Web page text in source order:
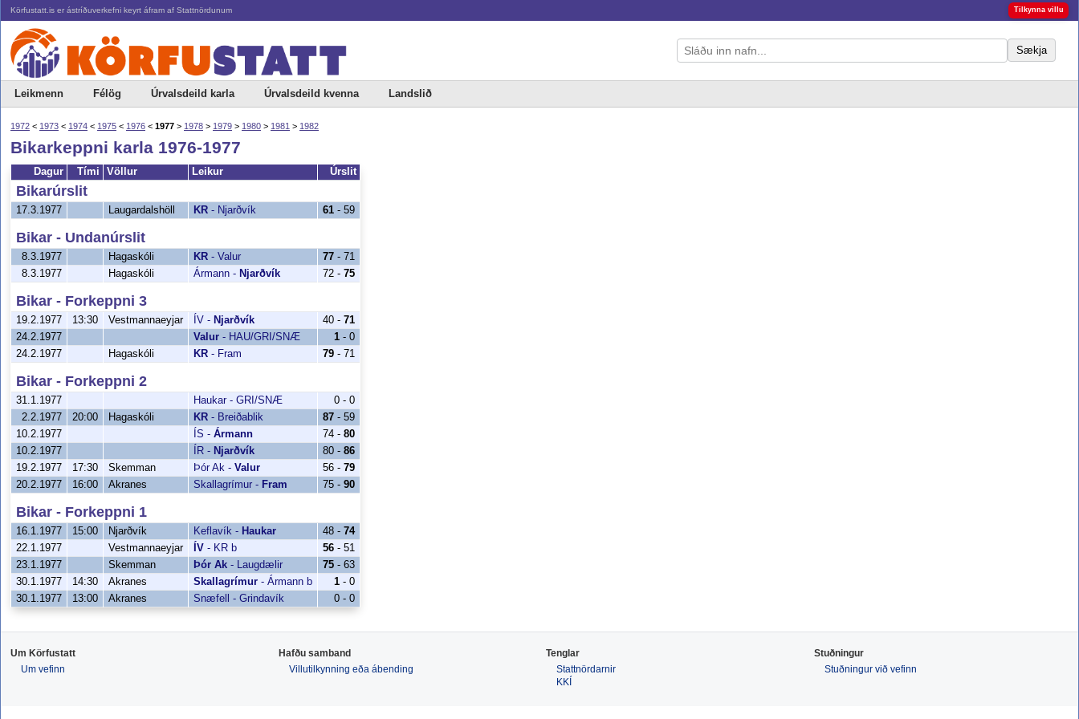
Körfustatt.is er ástríðuverkefni keyrt áfram af Stattnördunum Tilkynna villu
Sækja
Leikmenn Félög Úrvalsdeild karla Úrvalsdeild kvenna Landslið
1972 < 1973 < 1974 < 1975 < 1976 < 1977 > 1978 > 1979 > 1980 > 1981 > 1982
Bikarkeppni karla 1976-1977
Dagur Tími Völlur Leikur Úrslit
Bikarúrslit
17.3.1977 Laugardalshöll KR - Njarðvík 61 - 59
Bikar - Undanúrslit
8.3.1977 Hagaskóli KR - Valur 77 - 71
8.3.1977
Hagaskóli Ármann - Njarðvík 72 - 75
Bikar - Forkeppni 3
19.2.1977 13:30 Vestmannaeyjar ÍV - Njarðvík 40 - 71
24.2.1977
Valur - HAU/GRI/SNÆ 1 - 0
24.2.1977
Hagaskóli KR - Fram 79 - 71
Bikar - Forkeppni 2
31.1.1977 Haukar - GRI/SNÆ
0 - 0
2.2.1977
20:00 Hagaskóli KR - Breiðablik 87 - 59
10.2.1977
ÍS - Ármann 74 - 80
10.2.1977
ÍR - Njarðvík 80 - 86
19.2.1977
17:30 Skemman Þór Ak - Valur 56 - 79
20.2.1977
16:00 Akranes Skallagrímur - Fram 75 - 90
Bikar - Forkeppni 1
16.1.1977 15:00 Njarðvík Keflavík - Haukar 48 - 74
22.1.1977
Vestmannaeyjar ÍV - KR b 56 - 51
23.1.1977
Skemman Þór Ak - Laugdælir 75 - 63
30.1.1977
14:30 Akranes Skallagrímur - Ármann b 1 - 0
30.1.1977
13:00 Akranes Snæfell - Grindavík 0 - 0
Um Körfustatt
Um vefinn
Hafðu samband
Villutilkynning eða ábending
Tenglar
Stattnördarnir
KKÍ
Stuðningur
Stuðningur við vefinn